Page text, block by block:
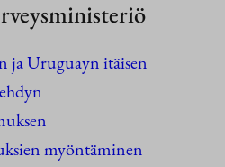
ja Uruguayn itäisen
myöntäminen